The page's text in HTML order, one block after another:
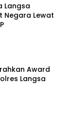
Langsa
Negara Lewat
Award
Langsa